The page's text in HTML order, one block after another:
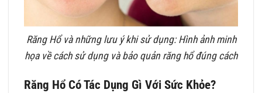
Răng Hổ và những lưu ý khi sử dụng: Hình ảnh minh
họa về cách sử dụng và bảo quản răng hổ đúng cách
Răng Hổ Có Tác Dụng Gì Với Sức Khỏe?